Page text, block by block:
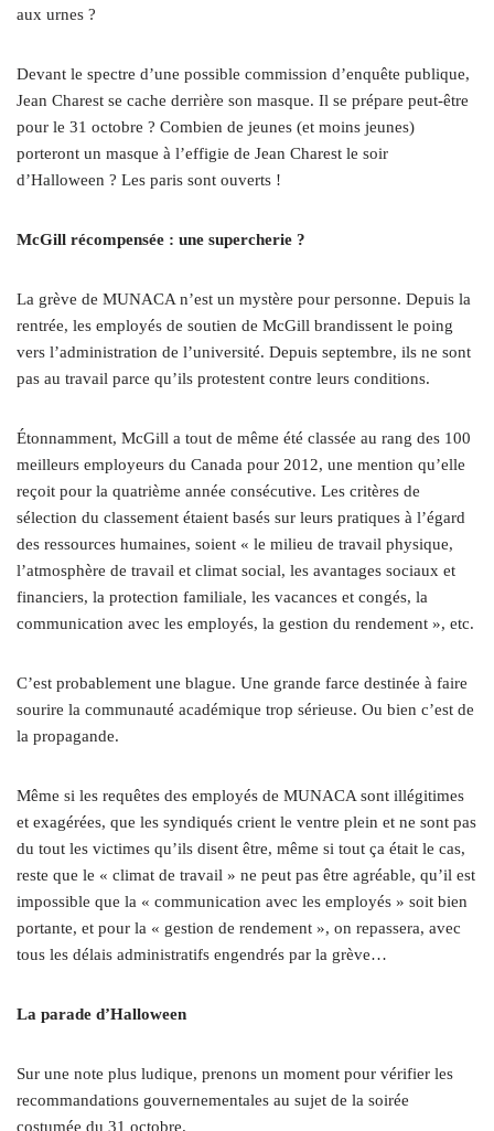
aux urnes ?
Devant le spectre d’une possible commission d’enquête publique,
Jean Charest se cache derrière son masque. Il se prépare peut-être
pour le 31 octobre ? Combien de jeunes (et moins jeunes)
porteront un masque à l’effigie de Jean Charest le soir
d’Halloween ? Les paris sont ouverts !
McGill récompensée : une supercherie ?
La grève de MUNACA n’est un mystère pour personne. Depuis la
rentrée, les employés de soutien de McGill brandissent le poing
vers l’administration de l’université. Depuis septembre, ils ne sont
pas au travail parce qu’ils protestent contre leurs conditions.
Étonnamment, McGill a tout de même été classée au rang des 100
meilleurs employeurs du Canada pour 2012, une mention qu’elle
reçoit pour la quatrième année consécutive. Les critères de
sélection du classement étaient basés sur leurs pratiques à l’égard
des ressources humaines, soient « le milieu de travail physique,
l’atmosphère de travail et climat social, les avantages sociaux et
financiers, la protection familiale, les vacances et congés, la
communication avec les employés, la gestion du rendement », etc.
C’est probablement une blague. Une grande farce destinée à faire
sourire la communauté académique trop sérieuse. Ou bien c’est de
la propagande.
Même si les requêtes des employés de MUNACA sont illégitimes
et exagérées, que les syndiqués crient le ventre plein et ne sont pas
du tout les victimes qu’ils disent être, même si tout ça était le cas,
reste que le « climat de travail » ne peut pas être agréable, qu’il est
impossible que la « communication avec les employés » soit bien
portante, et pour la « gestion de rendement », on repassera, avec
tous les délais administratifs engendrés par la grève…
La parade d’Halloween
Sur une note plus ludique, prenons un moment pour vérifier les
recommandations gouvernementales au sujet de la soirée
costumée du 31 octobre.